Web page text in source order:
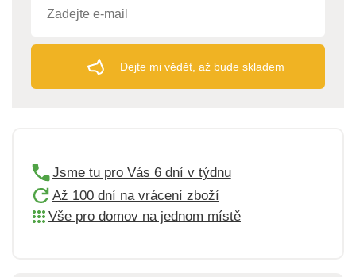
Dejte mi vědět, až bude skladem
Jsme tu pro Vás 6 dní v týdnu
Až 100 dní na vrácení zboží
Vše pro domov na jednom místě